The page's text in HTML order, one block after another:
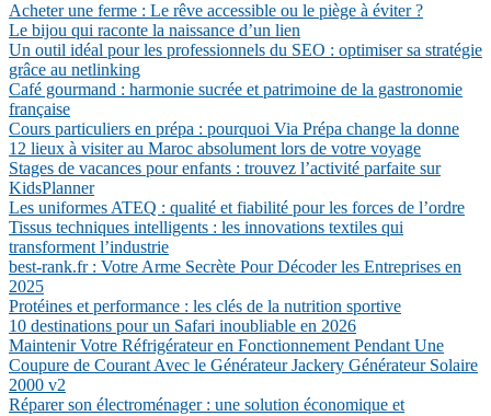
Acheter une ferme : Le rêve accessible ou le piège à éviter ?
Le bijou qui raconte la naissance d’un lien
Un outil idéal pour les professionnels du SEO : optimiser sa stratégie
grâce au netlinking
Café gourmand : harmonie sucrée et patrimoine de la gastronomie
française
Cours particuliers en prépa : pourquoi Via Prépa change la donne
12 lieux à visiter au Maroc absolument lors de votre voyage
Stages de vacances pour enfants : trouvez l’activité parfaite sur
KidsPlanner
Les uniformes ATEQ : qualité et fiabilité pour les forces de l’ordre
Tissus techniques intelligents : les innovations textiles qui
transforment l’industrie
best-rank.fr : Votre Arme Secrète Pour Décoder les Entreprises en
2025
Protéines et performance : les clés de la nutrition sportive
10 destinations pour un Safari inoubliable en 2026
Maintenir Votre Réfrigérateur en Fonctionnement Pendant Une
Coupure de Courant Avec le Générateur Jackery Générateur Solaire
2000 v2
Réparer son électroménager : une solution économique et